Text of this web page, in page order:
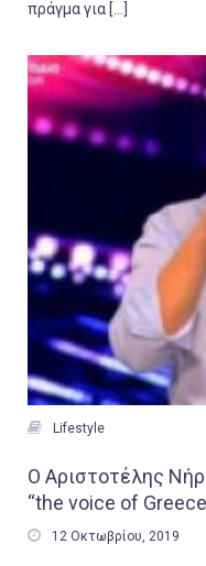
πράγμα για […]
 Lifestyle
O Αριστοτέλης
“the voice of
 12 Οκτωβρίου, 2019